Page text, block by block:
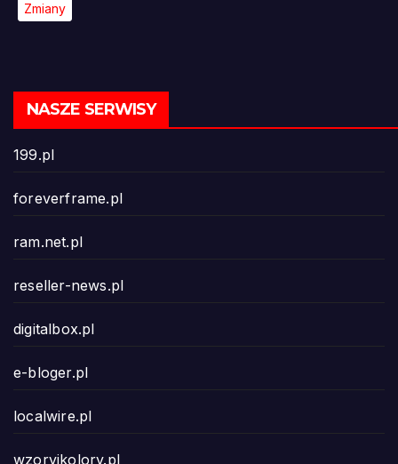
Zmiany
NASZE SERWISY
199.pl
foreverframe.pl
ram.net.pl
reseller-news.pl
digitalbox.pl
e-bloger.pl
localwire.pl
wzoryikolory.pl